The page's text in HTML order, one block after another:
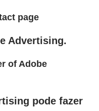
page
Advertising.
of Adobe
pode fazer